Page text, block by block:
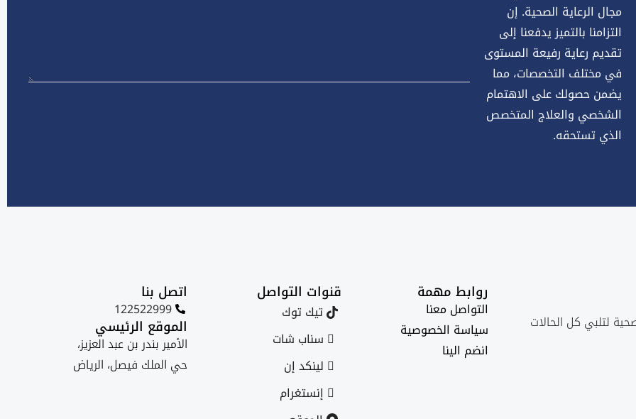
مجال الرعاية الصحية. إن
التزامنا بالتميز يدفعنا إلى
تقديم رعاية رفيعة المستوى
في مختلف التخصصات، مما
يضمن حصولك على الاهتمام
الشخصي والعلاج المتخصص
الذي تستحقه.
لتلبي كل الحالات
روابط مهمة
التواصل معنا
سياسة الخصوصية
انضم الينا
قنوات التواصل
تيك توك
سناب شات
لينكد إن
إنستغرام
اتصل بنا
122522999
الموقع الرئيسي
الأمير بندر بن عبد العزيز،
حي الملك فيصل، الرياض